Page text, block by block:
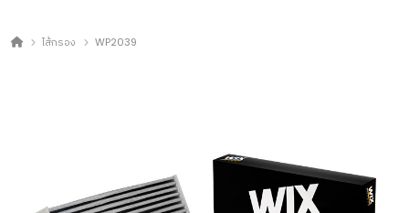
ไส้กรอง WP2039